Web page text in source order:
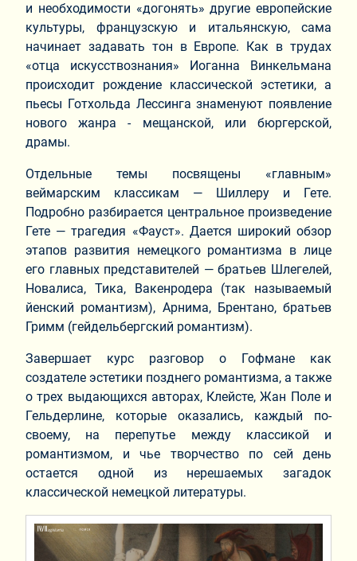
и необходимости «догонять» другие европейские
культуры, французскую и итальянскую, сама
начинает задавать тон в Европе. Как в трудах
«отца искусствознания» Иоганна Винкельмана
происходит рождение классической эстетики, а
пьесы Готхольда Лессинга знаменуют появление
нового жанра - мещанской, или бюргерской,
драмы.
Отдельные темы посвящены «главным»
веймарским классикам — Шиллеру и Гете.
Подробно разбирается центральное произведение
Гете — трагедия «Фауст». Дается широкий обзор
этапов развития немецкого романтизма в лице
его главных представителей — братьев Шлегелей,
Новалиса, Тика, Вакенродера (так называемый
йенский романтизм), Арнима, Брентано, братьев
Гримм (гейдельбергский романтизм).
Завершает курс разговор о Гофмане как
создателе эстетики позднего романтизма, а также
о трех выдающихся авторах, Клейсте, Жан Поле и
Гельдерлине, которые оказались, каждый по-
своему, на перепутье между классикой и
романтизмом, и чье творчество по сей день
остается одной из нерешаемых загадок
классической немецкой литературы.